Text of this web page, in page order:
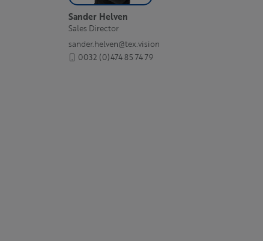
Sander Helven
Sales Director
sander.helven@tex.vision
0032 (0)474 85 74 79